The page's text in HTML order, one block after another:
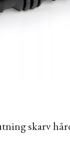
skarv